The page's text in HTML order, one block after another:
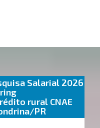
Salarial 2026
rural CNAE
PR